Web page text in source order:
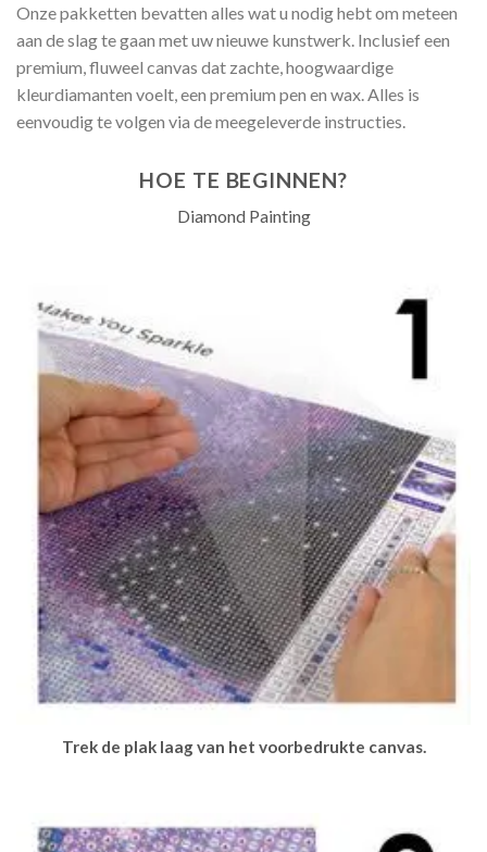
Onze pakketten bevatten alles wat u nodig hebt om meteen
aan de slag te gaan met uw nieuwe kunstwerk. Inclusief een
premium, fluweel canvas dat zachte, hoogwaardige
kleurdiamanten voelt, een premium pen en wax. Alles is
eenvoudig te volgen via de meegeleverde instructies.
HOE TE BEGINNEN?
Diamond Painting
Trek de plak laag van het voorbedrukte canvas.